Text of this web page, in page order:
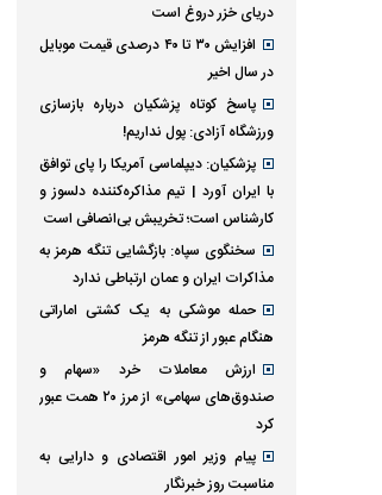
دریای خزر دروغ است
افزایش ۳۰ تا ۴۰ درصدی قیمت موبایل
در سال اخیر
پاسخ کوتاه پزشکیان درباره بازسازی
ورزشگاه آزادی: پول نداریم!
پزشکیان: دیپلماسی آمریکا را پای توافق
با ایران آورد | تیم مذاکره‌کننده دلسوز و
کارشناس است؛ تخریبش بی‌انصافی است
سخنگوی سپاه: بازگشایی تنگه هرمز به
مذاکرات ایران و عمان ارتباطی ندارد
حمله موشکی به یک کشتی اماراتی
هنگام عبور از تنگه هرمز
ارزش معاملات خرد «سهام و
صندوق‌های سهامی» از مرز ۲۰ همت عبور
کرد
پیام وزیر امور اقتصادی و دارایی به
مناسبت روز خبرنگار